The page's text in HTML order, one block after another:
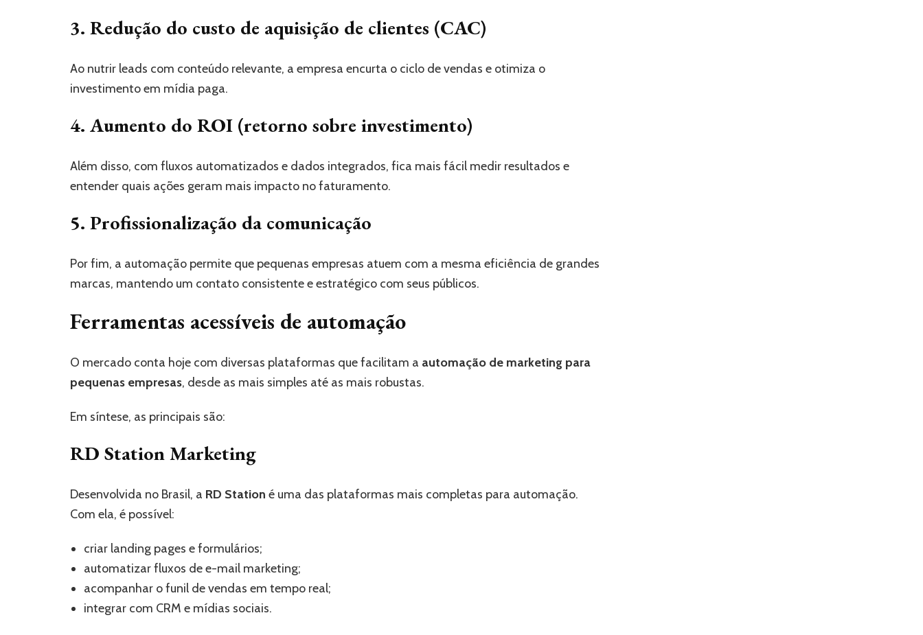
3. Redução do custo de aquisição de clientes (CAC)
Ao nutrir leads com conteúdo relevante, a empresa encurta o ciclo de vendas e otimiza o
investimento em mídia paga.
4. Aumento do ROI (retorno sobre investimento)
Além disso, com fluxos automatizados e dados integrados, fica mais fácil medir resultados e
entender quais ações geram mais impacto no faturamento.
5. Profissionalização da comunicação
Por fim, a automação permite que pequenas empresas atuem com a mesma eficiência de grandes
marcas, mantendo um contato consistente e estratégico com seus públicos.
Ferramentas acessíveis de automação
O mercado conta hoje com diversas plataformas que facilitam a automação de marketing para
pequenas empresas, desde as mais simples até as mais robustas.
Em síntese, as principais são:
RD Station Marketing
Desenvolvida no Brasil, a RD Station é uma das plataformas mais completas para automação.
Com ela, é possível:
criar landing pages e formulários;
automatizar fluxos de e-mail marketing;
acompanhar o funil de vendas em tempo real;
integrar com CRM e mídias sociais.